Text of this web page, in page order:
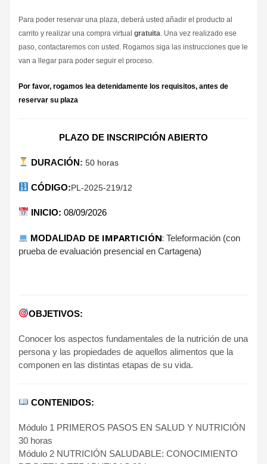
Para poder reservar una plaza, deberá usted añadir el producto al
carrito y realizar una compra virtual gratuita . Una vez realizado ese
paso, contactaremos con usted. Rogamos siga las instrucciones que le
van a llegar para poder seguir el proceso.
Por favor, rogamos lea detenidamente los requisitos, antes de
reservar su plaza
PLAZO DE INSCRIPCIÓN ABIERTO
DURACIÓN: 50 horas
CÓDIGO:PL-2025-219/12
INICIO:08/09/2026
MODALIDAD DE IMPARTICIÓN: Teleformación (con
prueba de evaluación presencial en Cartagena)
OBJETIVOS:
Conocer los aspectos fundamentales de la nutrición de una
persona y las propiedades de aquellos alimentos que la
componen en las distintas etapas de su vida.
CONTENIDOS:
Módulo 1 PRIMEROS PASOS EN SALUD Y NUTRICIÓN
30 horas
Módulo 2 NUTRICIÓN SALUDABLE: CONOCIMIENTO